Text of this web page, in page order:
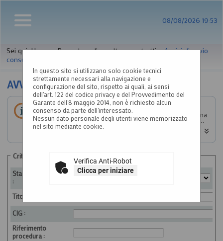
08/08/2026 19:53
Sei qui: Home»Procedure d'appalto e contratti»Avvisi di avvio
consultazione
In questo sito si utilizzano solo cookie tecnici
strettamente necessari alla navigazione e
configurazione del sito, rispetto ai quali, ai sensi
dell'art. 122 del codice privacy e del Provvedimento del
Garante dell'8 maggio 2014, non è richiesto alcun
consenso da parte dell'interessato.
Nessun dato personale degli utenti viene memorizzato
nel sito mediante cookie.
Verifica Anti-Robot
Clicca per iniziare
AVVISI DI AVVIO CONSULTAZIONE
All'interno di questa sezione è possibile consultare gli
avvisi di avvio consultazione preliminari all'indizione di una
procedura negoziata senza bando. I dati di dettaglio sono
consultabili selezionando il collegamento "Visualizza
Criteri di ricerca
Stazione appaltante
:
Titolo :
CIG :
Riferimento
procedura :